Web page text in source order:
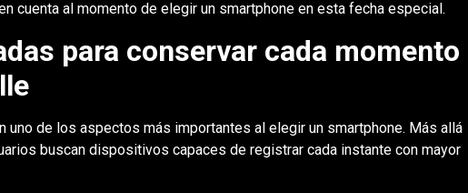
cuenta al momento de elegir un smartphone en esta fecha especial.
para conservar cada momento
uno de los aspectos más importantes al elegir un smartphone. Más allá
buscan dispositivos capaces de registrar cada instante con mayor